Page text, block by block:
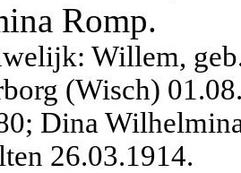
Romp.
Willem,
(Wisch)
Dina
26.03.1914.